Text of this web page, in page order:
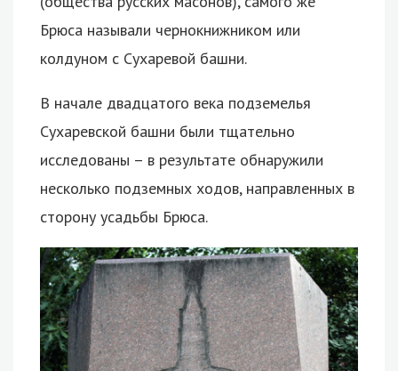
Брюса называли чернокнижником или
колдуном с Сухаревой башни.
В начале двадцатого века подземелья
Сухаревской башни были тщательно
исследованы – в результате обнаружили
несколько подземных ходов, направленных в
сторону усадьбы Брюса.